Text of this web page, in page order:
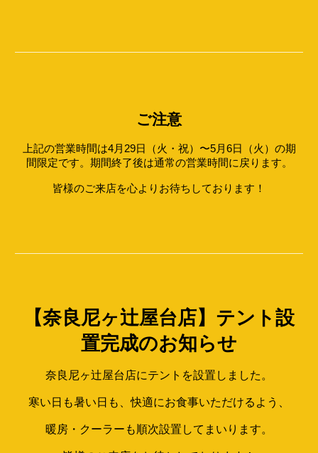
ご注意
上記の営業時間は4月29日（火・祝）〜5月6日（火）の期
間限定です。期間終了後は通常の営業時間に戻ります。
皆様のご来店を心よりお待ちしております！
【奈良尼ヶ辻屋台店】テント設
置完成のお知らせ
奈良尼ヶ辻屋台店にテントを設置しました。
寒い日も暑い日も、快適にお食事いただけるよう、
暖房・クーラーも順次設置してまいります。